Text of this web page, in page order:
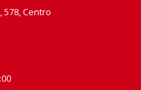
Centro